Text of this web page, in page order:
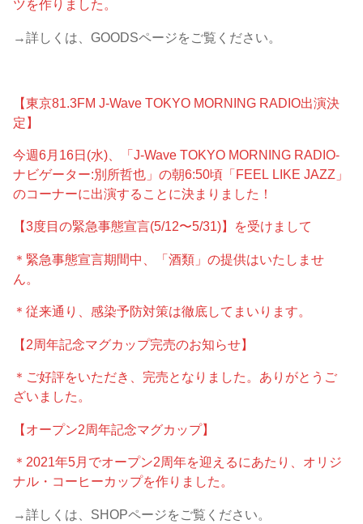
ツを作りました。
→詳しくは、GOODSページをご覧ください。
【東京81.3FM J-Wave TOKYO MORNING RADIO出演決
定】
今週6月16日(水)、「J-Wave TOKYO MORNING RADIO-
ナビゲーター:別所哲也」の朝6:50頃「FEEL LIKE JAZZ」
のコーナーに出演することに決まりました！
【3度目の緊急事態宣言(5/12〜5/31)】を受けまして
＊緊急事態宣言期間中、「酒類」の提供はいたしませ
ん。
＊従来通り、感染予防対策は徹底してまいります。
【2周年記念マグカップ完売のお知らせ】
＊ご好評をいただき、完売となりました。ありがとうご
ざいました。
【オープン2周年記念マグカップ】
＊2021年5月でオープン2周年を迎えるにあたり、オリジ
ナル・コーヒーカップを作りました。
→詳しくは、SHOPページをご覧ください。